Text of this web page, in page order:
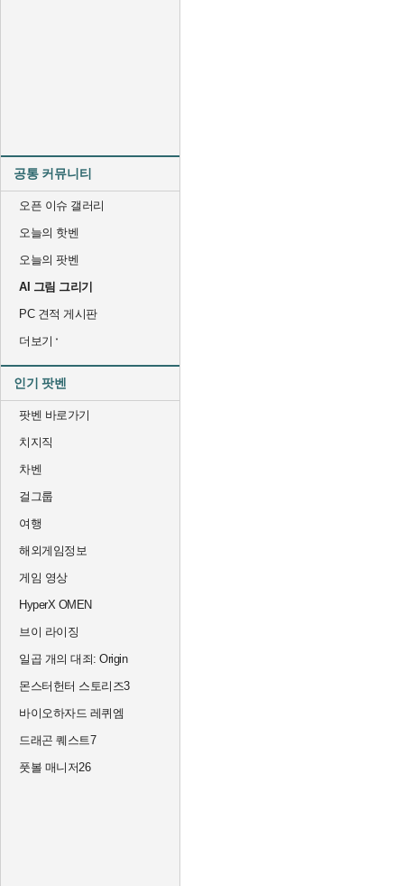
공통 커뮤니티
오픈 이슈 갤러리
오늘의 핫벤
오늘의 팟벤
AI 그림 그리기
PC 견적 게시판
더보기
인기 팟벤
팟벤 바로가기
치지직
차벤
걸그룹
여행
해외게임정보
게임 영상
HyperX OMEN
브이 라이징
일곱 개의 대죄: Origin
몬스터헌터 스토리즈3
바이오하자드 레퀴엠
드래곤 퀘스트7
풋볼 매니저26